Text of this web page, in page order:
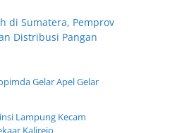
di Sumatera, Pemprov
Distribusi Pangan
Gelar Apel Gelar
Lampung Kecam
Kalirejo